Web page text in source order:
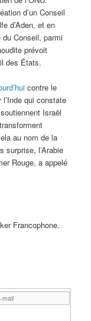
d’un Conseil
d’Aden, et en
Conseil, parmi
prévoit
des États.
contre le
qui constate
Israël
au nom de la
surprise, l’Arabie
Rouge, a appelé
Francophone.